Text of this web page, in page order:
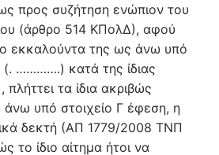
προς συζήτηση ενώπιον του
(άρθρο 514 ΚΠολΔ), αφού
εκκαλούντα της ως άνω υπό
(. ………….) κατά της ίδιας
τα ίδια ακριβώς
υπό στοιχείο Γ έφεση, η
δεκτή (ΑΠ 1779/2008 ΤΝΠ
το ίδιο αίτημα ήτοι να